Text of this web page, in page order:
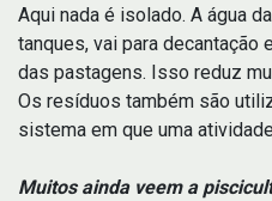
Aqui nada é isolado. A água
tanques, vai para decantação
das pastagens. Isso reduz
Os resíduos também são
sistema em que uma
Muitos ainda veem a